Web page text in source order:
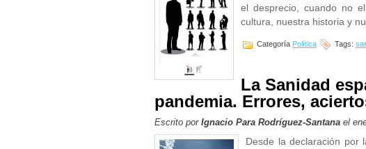
el desprecio, cuando no
cultura, nuestra historia y
Categoría Política Tags:
La Sanidad
pandemia. Errores,
Escrito por Ignacio Para Rodríguez-Santana el
Desde la declaración por